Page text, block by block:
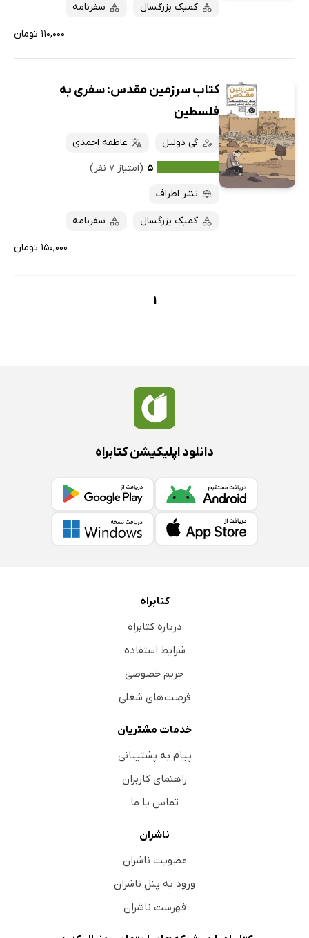
کمیک بزرگسال سفرنامه
۱۱۰,۰۰۰ تومان
کتاب سرزمین مقدس: سفری به
فلسطین
گی دولیل
عاطفه احمدی
۵ (امتیاز ۷ نفر)
نشر اطراف
کمیک بزرگسال سفرنامه
۱۵۰,۰۰۰ تومان
1
دانلود اپلیکیشن کتابراه
کتابراه
درباره کتابراه
شرایط استفاده
حریم خصوصی
فرصت‌های شغلی
خدمات مشتریان
پیام به پشتیبانی
راهنمای کاربران
تماس با ما
ناشران
عضویت ناشران
ورود به پنل ناشران
فهرست ناشران